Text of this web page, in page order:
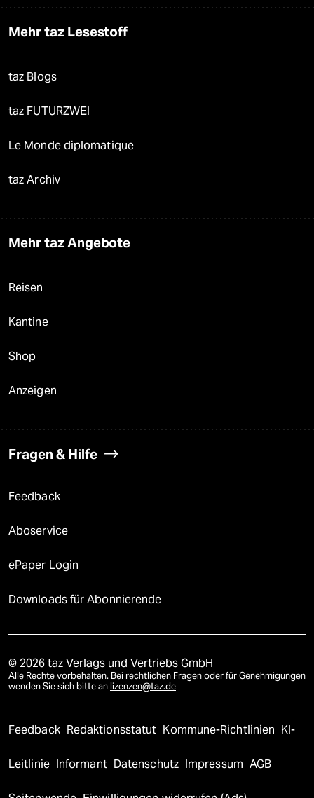
Mehr taz Lesestoff
taz Blogs
taz FUTURZWEI
Le Monde diplomatique
taz Archiv
Mehr taz Angebote
Reisen
Kantine
Shop
Anzeigen
Fragen & Hilfe
Feedback
Aboservice
ePaper Login
Downloads für Abonnierende
© 2026 taz Verlags und Vertriebs GmbH
Alle Rechte vorbehalten. Bei rechtlichen Fragen oder für Genehmigungen
wenden Sie sich bitte an lizenzen@taz.de
Feedback Redaktionsstatut Kommune-Richtlinien KI-
Leitlinie Informant Datenschutz Impressum AGB